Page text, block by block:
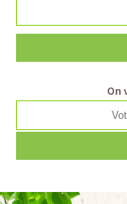
On